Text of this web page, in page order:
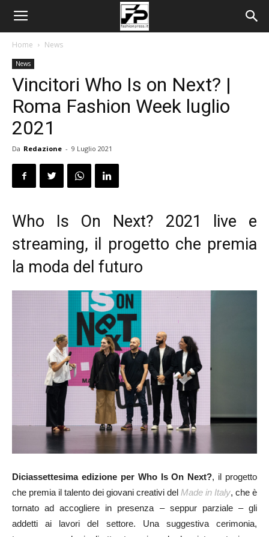
Home News
News
Vincitori Who Is on Next? |
Roma Fashion Week luglio
2021
Da Redazione - 9 Luglio 2021
Who Is On Next? 2021 live e
streaming, il progetto che premia
la moda del futuro
Diciassettesima edizione per Who Is On Next?, il progetto
che premia il talento dei giovani creativi del Made in Italy, che è
tornato ad accogliere in presenza – seppur parziale – gli
addetti ai lavori del settore. Una suggestiva cerimonia,